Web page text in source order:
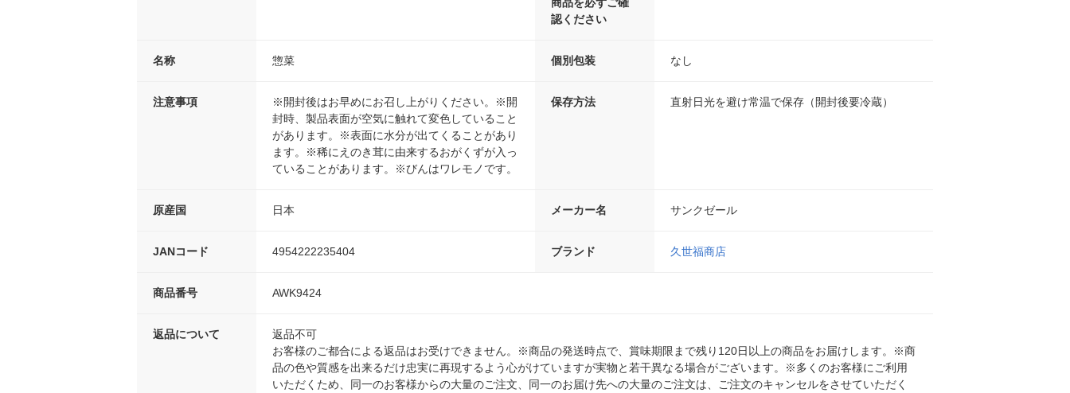
認ください
名称 惣菜 個別包装 なし
注意事項
※開封後はお早めにお召し上がりください。※開
封時、製品表面が空気に触れて変色していること
があります。※表面に水分が出てくることがあり
ます。※稀にえのき茸に由来するおがくずが入っ
ていることがあります。※びんはワレモノです。
保存方法 直射日光を避け常温で保存（開封後要冷蔵）
原産国 日本 メーカー名 サンクゼール
JANコード 4954222235404 ブランド 久世福商店
商品番号 AWK9424
返品について
返品不可
お客様のご都合による返品はお受けできません。※商品の発送時点で、賞味期限まで残り120日以上の商品をお届けします。※商
品の色や質感を出来るだけ忠実に再現するよう心がけていますが実物と若干異なる場合がございます。※多くのお客様にご利用
いただくため、同一のお客様からの大量のご注文、同一のお届け先への大量のご注文は、ご注文のキャンセルをさせていただく